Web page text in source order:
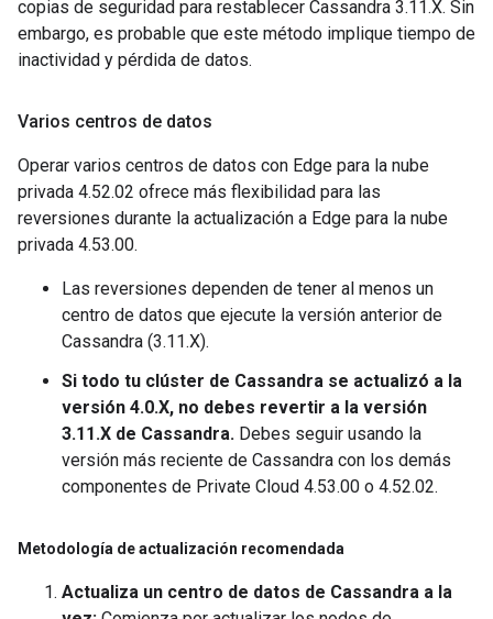
copias de seguridad para restablecer Cassandra 3.11.X. Sin
embargo, es probable que este método implique tiempo de
inactividad y pérdida de datos.
Varios centros de datos
Operar varios centros de datos con Edge para la nube
privada 4.52.02 ofrece más flexibilidad para las
reversiones durante la actualización a Edge para la nube
privada 4.53.00.
Las reversiones dependen de tener al menos un
centro de datos que ejecute la versión anterior de
Cassandra (3.11.X).
Si todo tu clúster de Cassandra se actualizó a la
versión 4.0.X, no debes revertir a la versión
3.11.X de Cassandra. Debes seguir usando la
versión más reciente de Cassandra con los demás
componentes de Private Cloud 4.53.00 o 4.52.02.
Metodología de actualización recomendada
Actualiza un centro de datos de Cassandra a la